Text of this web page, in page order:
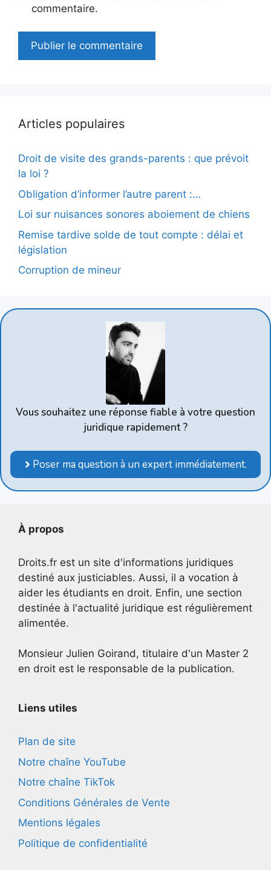
commentaire.
Articles populaires
Droit de visite des grands-parents : que prévoit
la loi ?
Obligation d’informer l’autre parent :…
Loi sur nuisances sonores aboiement de chiens
Remise tardive solde de tout compte : délai et
législation
Corruption de mineur
Vous souhaitez une réponse fiable à votre question
juridique rapidement ?
Poser ma question à un expert immédiatement.
À propos
Droits.fr est un site d'informations juridiques
destiné aux justiciables. Aussi, il a vocation à
aider les étudiants en droit. Enfin, une section
destinée à l'actualité juridique est régulièrement
alimentée.
Monsieur Julien Goirand, titulaire d'un Master 2
en droit est le responsable de la publication.
Liens utiles
Plan de site
Notre chaîne YouTube
Notre chaîne TikTok
Conditions Générales de Vente
Mentions légales
Politique de confidentialité